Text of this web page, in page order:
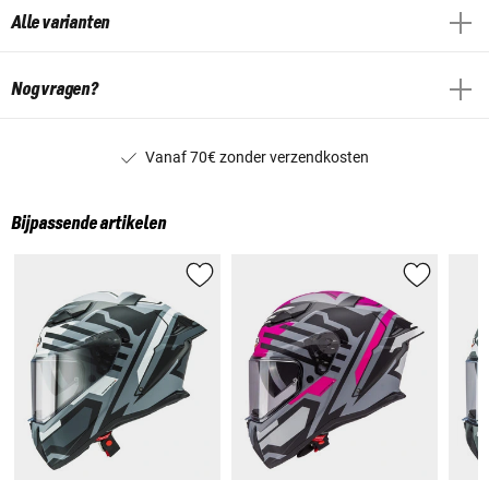
Alle varianten
Nog vragen?
Vanaf 70€ zonder verzendkosten
Bijpassende artikelen